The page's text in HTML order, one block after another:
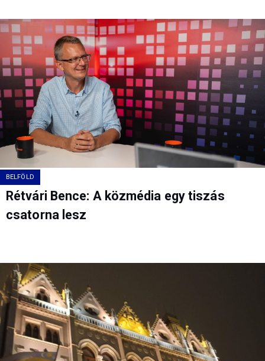
BELFÖLD
Rétvári Bence: A közmédia egy tiszás
csatorna lesz